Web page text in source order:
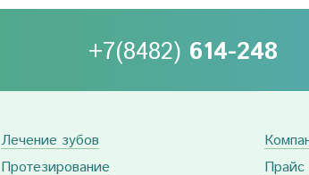
+7(8482) 614-248
Лечение зубов
Протезирование
Прайс